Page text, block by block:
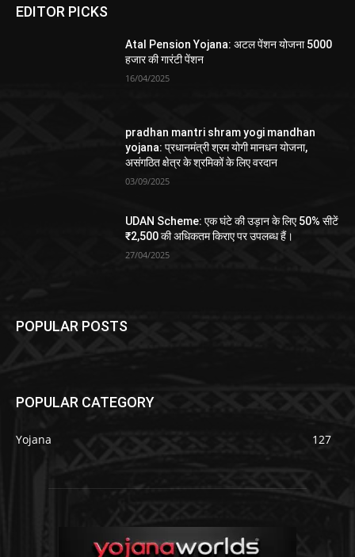
EDITOR PICKS
Atal Pension Yojana: अटल पेंशन योजना 5000
हजार की गारंटी पेंशन
16/04/2025
pradhan mantri shram yogi mandhan
yojana: प्रधानमंत्री श्रम योगी मानधन योजना,
असंगठित क्षेत्र के श्रमिकों के लिए वरदान
03/09/2025
UDAN Scheme: एक घंटे की उड़ान के लिए 50% सीटें
₹2,500 की अधिकतम किराए पर उपलब्ध हैं।
27/04/2025
POPULAR POSTS
POPULAR CATEGORY
Yojana 127